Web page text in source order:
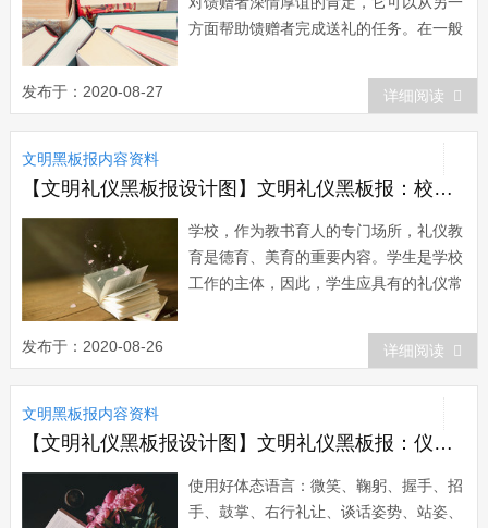
方面帮助馈赠者完成送礼的任务。在一般
当郑重其事地收下。大多数从很幸运地接
受过礼品，却并不是每个人都能礼貌地接
受别人的礼品。当他人口头宣布有礼相赠
时，不管自己在做什么事，都应立即中
止，起身站...
发布于：2020-08-27 详细阅读
文明黑板报内容资料
【文明礼仪黑板报设计图】文明礼仪黑板报：校内活动礼仪
学校，作为教书育人的专门场所，礼仪教
育是德育、美育的重要内容。学生是学校
工作的主体，因此，学生应具有的礼仪常
课堂上，在活动中，在与教师和同学相处
过程中都要遵守一定的礼仪。一、课堂礼
仪：遵守课堂纪律是学生最基本的礼貌。
(1)上课：课前准备好上课所需的文具，
上课的...
发布于：2020-08-26 详细阅读
文明黑板报内容资料
【文明礼仪黑板报设计图】文明礼仪黑板报：仪态举止
使用好体态语言：微笑、鞠躬、握手、招
手、鼓掌、右行礼让、谈话姿势、站姿、